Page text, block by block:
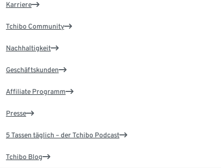
Karriere
Tchibo Community
Nachhaltigkeit
Geschäftskunden
Affiliate Programm
Presse
5 Tassen täglich – der Tchibo Podcast
Tchibo Blog